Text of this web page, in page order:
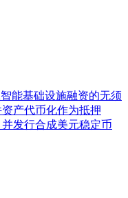
能基础设施融资的无须
产代币化作为抵押
发行合成美元稳定币